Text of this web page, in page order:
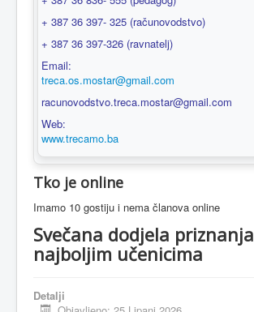
+ 387 36 397- 325 (računovodstvo)
+ 387 36 397-326 (ravnatelj)
Email:
treca.os.mostar@gmail.com
racunovodstvo.treca.mostar@gmail.com
Web:
www.trecamo.ba
Tko je online
Imamo 10 gostiju i nema članova online
Svečana dodjela priznanja
najboljim učenicima
Detalji